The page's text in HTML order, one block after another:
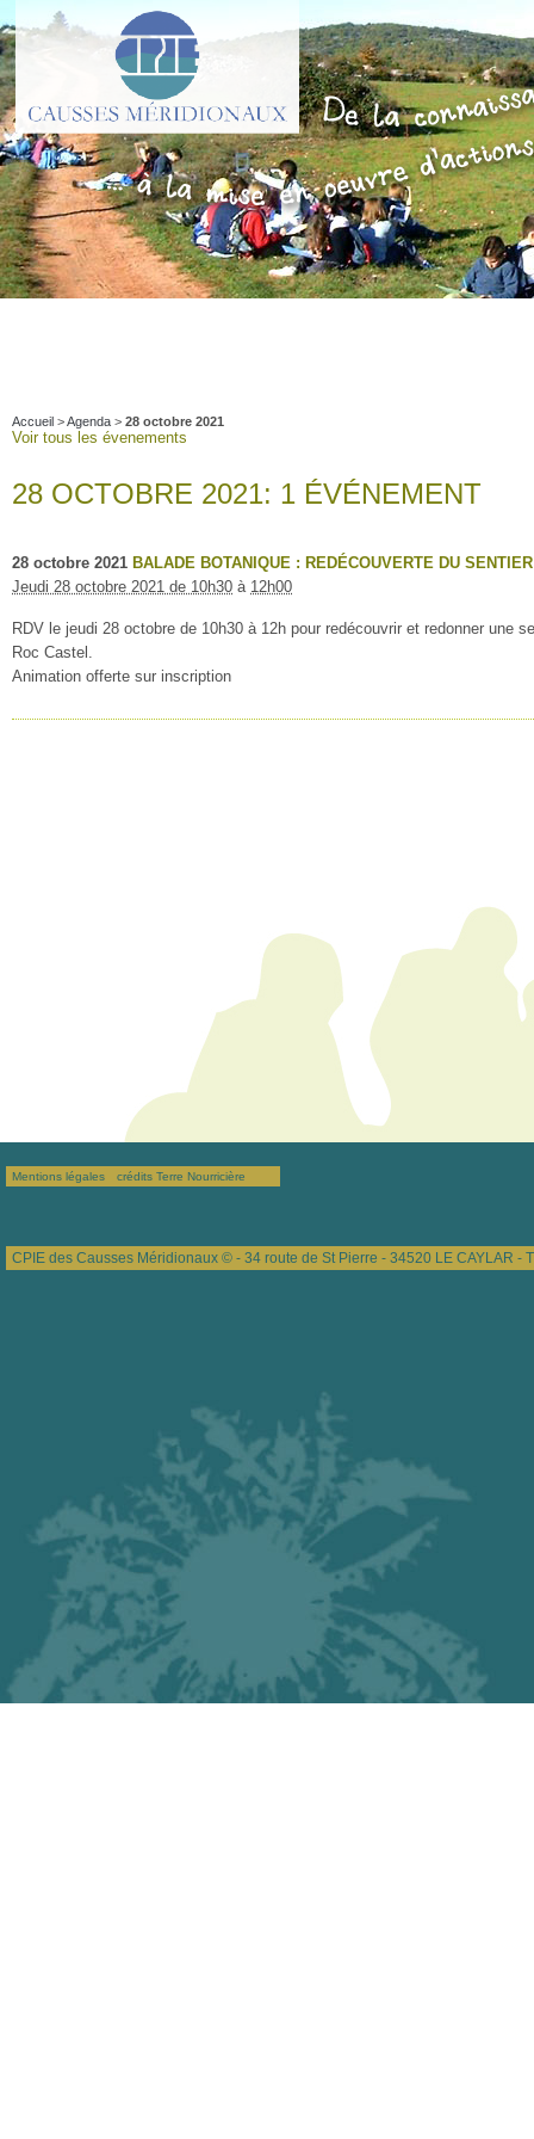
Accueil >Agenda > 28 octobre 2021
Voir tous les évenements
28 OCTOBRE 2021: 1 ÉVÉNEMENT
28 octobre 2021 BALADE BOTANIQUE : REDÉCOUVERTE DU
Jeudi 28 octobre 2021 de 10h30 à 12h00
RDV le jeudi 28 octobre de 10h30 à 12h pour redécouvrir et redonner une
Roc Castel.
Animation offerte sur inscription
Mentions légales crédits Terre Nourricière
CPIE des Causses Méridionaux © - 34 route de St Pierre - 34520 LE CAYLAR -